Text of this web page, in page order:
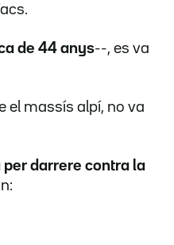
de 44 anys--, es va
el massís alpí, no va
per darrere contra la